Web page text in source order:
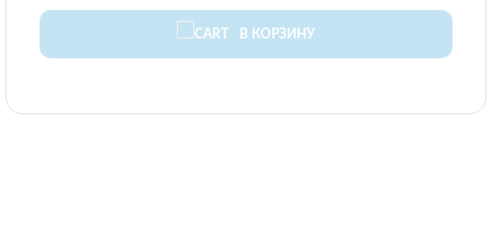
В КОРЗИНУ